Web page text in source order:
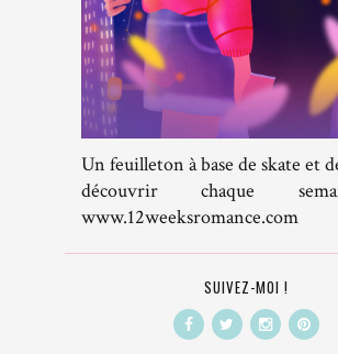
Un feuilleton à base de skate et
découvrir chaque
www.12weeksromance.com
SUIVEZ-MOI !